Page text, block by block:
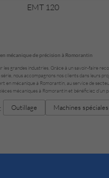
EMT 120
mécanique de précision à Romorantin
grandes industries. Grâce à un savoir-faire
nous accompagnons nos clients dans leurs
mécanique à Romorantin, au service de
mécaniques à Romorantin et bénéficiez
Outillage Machines spéciales